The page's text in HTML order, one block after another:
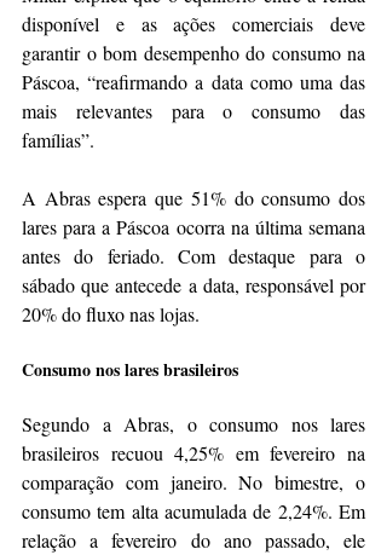
disponível e as ações comerciais deve
garantir o bom desempenho do consumo na
Páscoa, “reafirmando a data como uma das
mais relevantes para o consumo das
famílias”.
A Abras espera que 51% do consumo dos
lares para a Páscoa ocorra na última semana
antes do feriado. Com destaque para o
sábado que antecede a data, responsável por
20% do fluxo nas lojas.
Consumo nos lares brasileiros
Segundo a Abras, o consumo nos lares
brasileiros recuou 4,25% em fevereiro na
comparação com janeiro. No bimestre, o
consumo tem alta acumulada de 2,24%. Em
relação a fevereiro do ano passado, ele